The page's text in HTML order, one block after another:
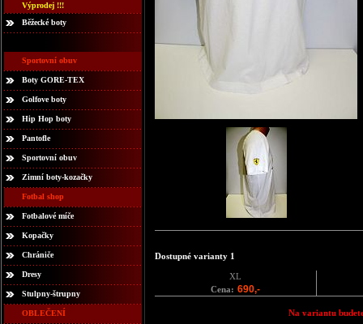
Výprodej !!!
Běžecké boty
Sportovní obuv
Boty GORE-TEX
Golfove boty
Hip Hop boty
Pantofle
Sportovní obuv
Zimní boty-kozačky
Fotbal shop
Fotbalové míče
Kopačky
Chrániče
Dresy
Stulpny-štrupny
OBLEČENÍ
Dostupné varianty 1
XL
Cena: 690,-
Na variantu